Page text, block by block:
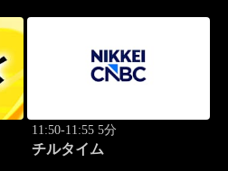
11:50-11:55 5分
チルタイム